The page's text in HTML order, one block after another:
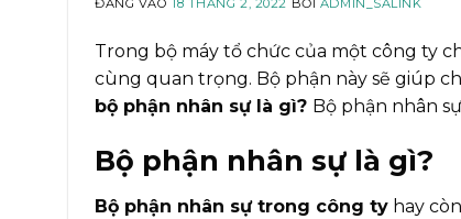
Trong bộ máy tổ chức của một công ty
cùng quan trọng. Bộ phận này sẽ giúp
bộ phận nhân sự là gì? Bộ phận nhân
Bộ phận nhân sự là gì?
Bộ phận nhân sự trong công ty hay